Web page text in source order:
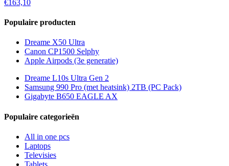
€163,10
Populaire producten
Dreame X50 Ultra
Canon CP1500 Selphy
Apple Airpods (3e generatie)
Dreame L10s Ultra Gen 2
Samsung 990 Pro (met heatsink) 2TB (PC Pack)
Gigabyte B650 EAGLE AX
Populaire categorieën
All in one pcs
Laptops
Televisies
Tablets